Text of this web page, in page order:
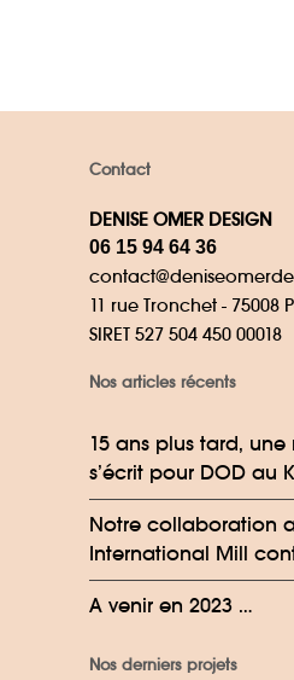
Contact
DENISE OMER DESIGN
06 15 94 64 36
11 rue Tronchet - 75008
SIRET 527 504 450 00018
Nos articles récents
15 ans plus tard,
s’écrit pour DOD au
Notre collaboration
International Mill
A venir en 2023 …
Nos derniers projets